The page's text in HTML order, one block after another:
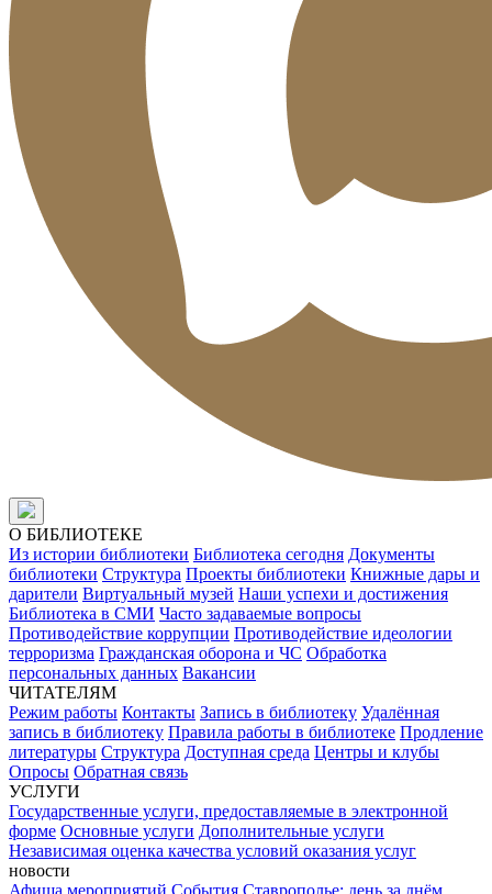
О БИБЛИОТЕКЕ
Из истории библиотеки Библиотека сегодня Документы
библиотеки Структура Проекты библиотеки Книжные дары и
дарители Виртуальный музей Наши успехи и достижения
Библиотека в СМИ Часто задаваемые вопросы
Противодействие коррупции Противодействие идеологии
терроризма Гражданская оборона и ЧС Обработка
персональных данных Вакансии
ЧИТАТЕЛЯМ
Режим работы Контакты Запись в библиотеку Удалённая
запись в библиотеку Правила работы в библиотеке Продление
литературы Структура Доступная среда Центры и клубы
Опросы Обратная связь
УСЛУГИ
Государственные услуги, предоставляемые в электронной
форме Основные услуги Дополнительные услуги
Независимая оценка качества условий оказания услуг
новости
Афиша мероприятий События Ставрополье: день за днём